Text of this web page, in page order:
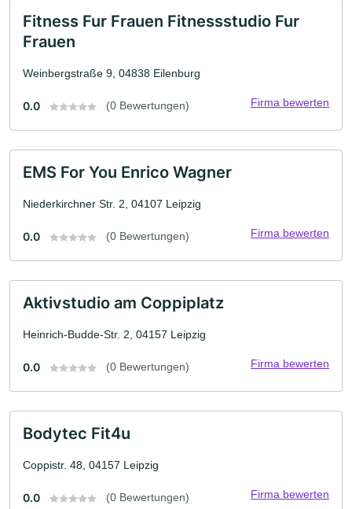
Fitness Fur Frauen Fitnessstudio Fur
Frauen
Weinbergstraße 9, 04838 Eilenburg
0.0 (0 Bewertungen) Firma bewerten
EMS For You Enrico Wagner
Niederkirchner Str. 2, 04107 Leipzig
0.0 (0 Bewertungen) Firma bewerten
Aktivstudio am Coppiplatz
Heinrich-Budde-Str. 2, 04157 Leipzig
0.0 (0 Bewertungen) Firma bewerten
Bodytec Fit4u
Coppistr. 48, 04157 Leipzig
0.0 (0 Bewertungen) Firma bewerten